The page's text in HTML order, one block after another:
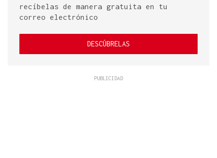
recíbelas de manera gratuita en tu
correo electrónico
DESCÚBRELAS